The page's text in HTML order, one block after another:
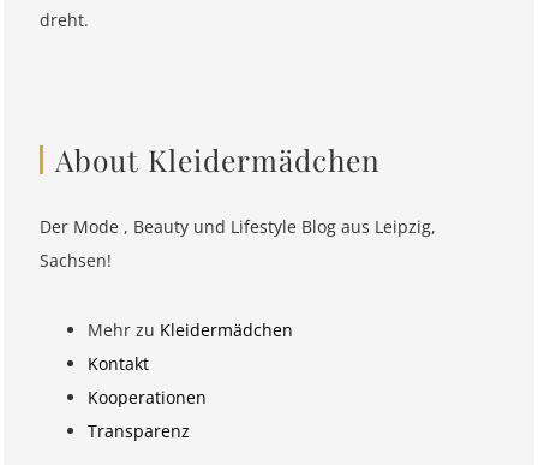
dreht.
About Kleidermädchen
Der Mode , Beauty und Lifestyle Blog aus Leipzig,
Sachsen!
Mehr zu Kleidermädchen
Kontakt
Kooperationen
Transparenz